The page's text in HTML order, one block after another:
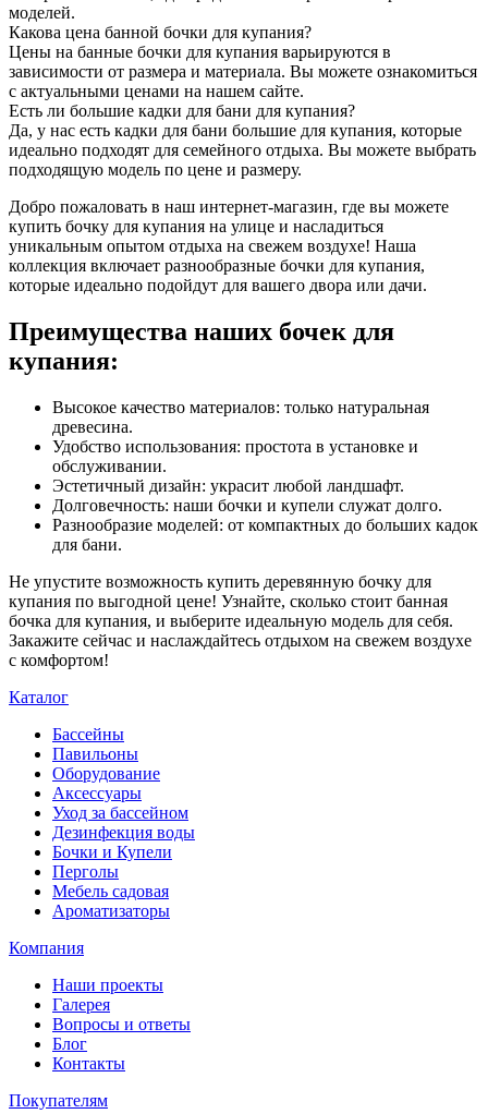
моделей.
Какова цена банной бочки для купания?
Цены на банные бочки для купания варьируются в
зависимости от размера и материала. Вы можете ознакомиться
с актуальными ценами на нашем сайте.
Есть ли большие кадки для бани для купания?
Да, у нас есть кадки для бани большие для купания, которые
идеально подходят для семейного отдыха. Вы можете выбрать
подходящую модель по цене и размеру.
Добро пожаловать в наш интернет-магазин, где вы можете
купить бочку для купания на улице и насладиться
уникальным опытом отдыха на свежем воздухе! Наша
коллекция включает разнообразные бочки для купания,
которые идеально подойдут для вашего двора или дачи.
Преимущества наших бочек для
купания:
Высокое качество материалов: только натуральная
древесина.
Удобство использования: простота в установке и
обслуживании.
Эстетичный дизайн: украсит любой ландшафт.
Долговечность: наши бочки и купели служат долго.
Разнообразие моделей: от компактных до больших кадок
для бани.
Не упустите возможность купить деревянную бочку для
купания по выгодной цене! Узнайте, сколько стоит банная
бочка для купания, и выберите идеальную модель для себя.
Закажите сейчас и наслаждайтесь отдыхом на свежем воздухе
с комфортом!
Каталог
Бассейны
Павильоны
Оборудование
Аксессуары
Уход за бассейном
Дезинфекция воды
Бочки и Купели
Перголы
Мебель садовая
Ароматизаторы
Компания
Наши проекты
Галерея
Вопросы и ответы
Блог
Контакты
Покупателям